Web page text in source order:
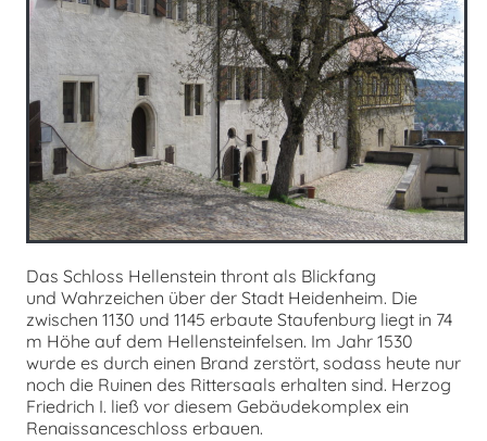
Das Schloss Hellenstein thront als Blickfang
und Wahrzeichen über der Stadt Heidenheim. Die
zwischen 1130 und 1145 erbaute Staufenburg liegt in 74
m Höhe auf dem Hellensteinfelsen. Im Jahr 1530
wurde es durch einen Brand zerstört, sodass heute nur
noch die Ruinen des Rittersaals erhalten sind. Herzog
Friedrich I. ließ vor diesem Gebäudekomplex ein
Renaissanceschloss erbauen.